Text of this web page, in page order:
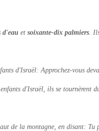
d'eau et soixante-dix palmiers.
d'Israël: Approchez-vous
d'Israël, ils se tournèrent
de la montagne, en disant: Tu